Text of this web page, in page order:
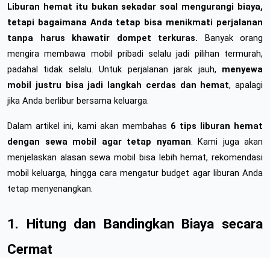
Liburan hemat itu bukan sekadar soal mengurangi biaya,
tetapi bagaimana Anda tetap bisa menikmati perjalanan
tanpa harus khawatir dompet terkuras. Banyak orang
mengira membawa mobil pribadi selalu jadi pilihan termurah,
padahal tidak selalu. Untuk perjalanan jarak jauh, menyewa
mobil justru bisa jadi langkah cerdas dan hemat, apalagi
jika Anda berlibur bersama keluarga.
Dalam artikel ini, kami akan membahas 6 tips liburan hemat
dengan sewa mobil agar tetap nyaman. Kami juga akan
menjelaskan alasan sewa mobil bisa lebih hemat, rekomendasi
mobil keluarga, hingga cara mengatur budget agar liburan Anda
tetap menyenangkan.
1. Hitung dan Bandingkan Biaya secara
Cermat